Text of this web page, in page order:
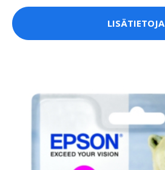
LISÄTIETOJA